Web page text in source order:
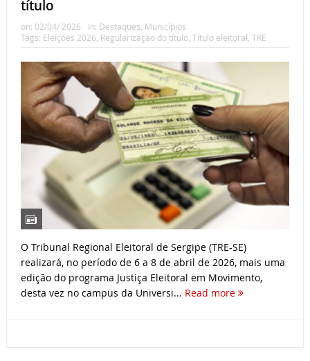
título
on: 02/04/ 2026 In: Destaques, Municípios
Tags: Eleições 2026, Regularização do título, Título eleitoral, TRE
O Tribunal Regional Eleitoral de Sergipe (TRE-SE)
realizará, no período de 6 a 8 de abril de 2026, mais uma
edição do programa Justiça Eleitoral em Movimento,
desta vez no campus da Universi... Read more